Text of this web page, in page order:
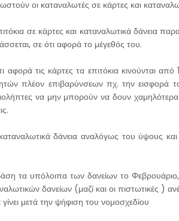
οι καταναλωτές σε κάρτες και
σε κάρτες και καταναλωτικά δάνεια
σε ότι αφορά το μέγεθός του.
αφορά τις κάρτες τα επιτόκια κινούνται
πλέον επιβαρύνσεων πχ. την εισφορά
να μην μπορούν να δουν
δάνεια αναλόγως του ύψους
τα υπόλοιπα των δανείων το
δανείων (μαζί και οι πιστωτικές )
γίνει μετά την ψήφιση του νομοσχεδίου